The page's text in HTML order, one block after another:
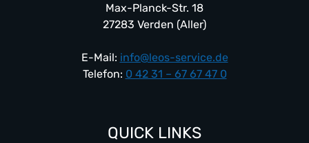
Max-Planck-Str. 18
27283 Verden (Aller)
E-Mail: info@leos-service.de
Telefon: 0 42 31 – 67 67 47 0
QUICK LINKS